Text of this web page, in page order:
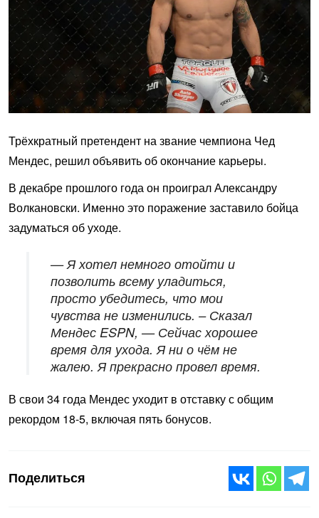
Трёхкратный претендент на звание чемпиона Чед
Мендес, решил объявить об окончание карьеры.
В декабре прошлого года он проиграл Александру
Волкановски. Именно это поражение заставило бойца
задуматься об уходе.
— Я хотел немного отойти и
позволить всему уладиться,
просто убедитесь, что мои
чувства не изменились. – Сказал
Мендес ESPN, — Сейчас хорошее
время для ухода. Я ни о чём не
жалею. Я прекрасно провел время.
В свои 34 года Мендес уходит в отставку с общим
рекордом 18-5, включая пять бонусов.
Поделиться